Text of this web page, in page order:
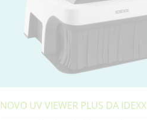
NOVO UV VIEWER PLUS DA IDEXX